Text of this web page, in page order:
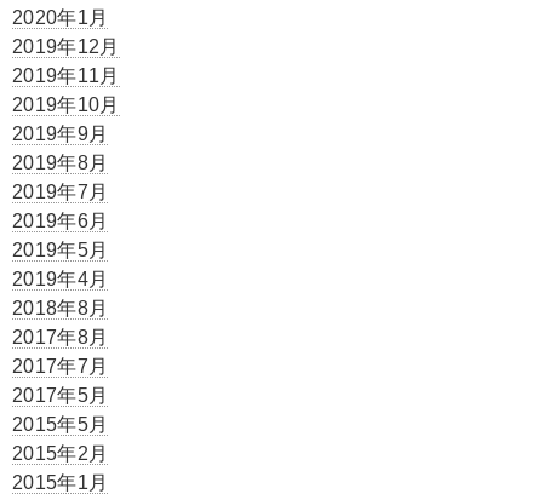
2020年1月
2019年12月
2019年11月
2019年10月
2019年9月
2019年8月
2019年7月
2019年6月
2019年5月
2019年4月
2018年8月
2017年8月
2017年7月
2017年5月
2015年5月
2015年2月
2015年1月